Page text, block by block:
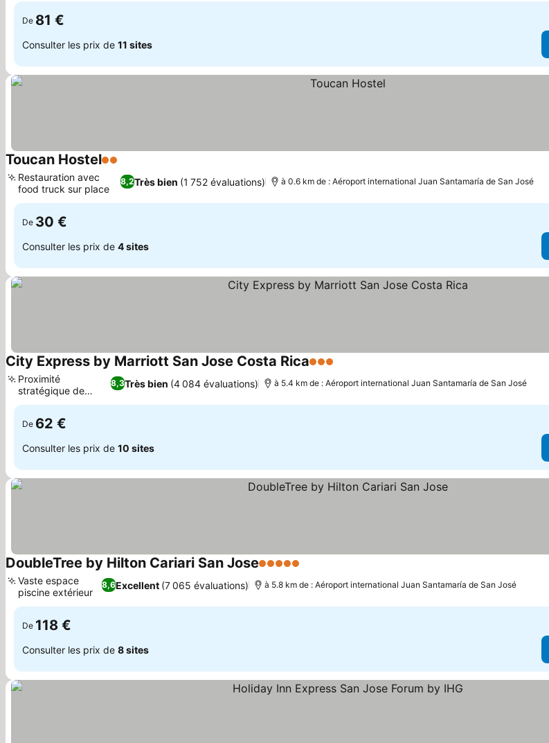
De 81 €
Consulter les prix de 11 sites
Toucan Hostel2 Étoiles
8,2Très bien (1 752 évaluations)
Restauration avec
food truck sur place
à 0.6 km de : Aéroport international Juan Santamaría de San José
De 30 €
Consulter les prix de 4 sites
City Express by Marriott San Jose Costa Rica3 Étoiles
8,3Très bien (4 084 évaluations)
Proximité
stratégique de
l'aéroport
à 5.4 km de : Aéroport international Juan Santamaría de San José
De 62 €
Consulter les prix de 10 sites
DoubleTree by Hilton Cariari San Jose5 Étoiles
8,6Excellent (7 065 évaluations)
Vaste espace
piscine extérieur
à 5.8 km de : Aéroport international Juan Santamaría de San José
De 118 €
Consulter les prix de 8 sites